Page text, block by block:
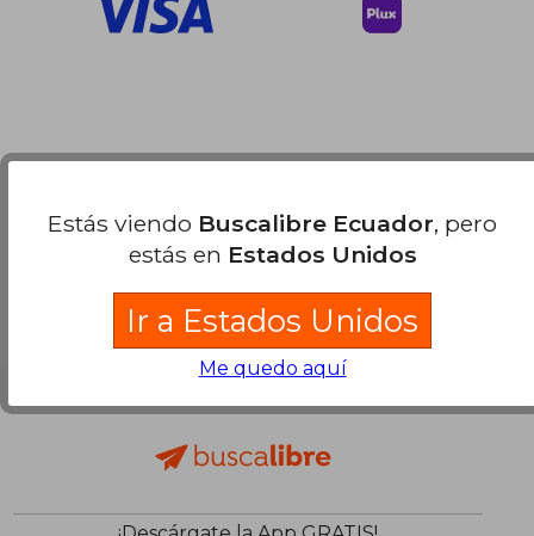
Estás viendo Buscalibre Ecuador, pero
estás en Estados Unidos
Ir a Estados Unidos
Me quedo aquí